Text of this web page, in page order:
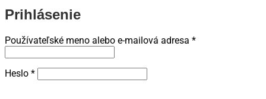
Prihlásenie
Používateľské meno alebo e-mailová adresa *Povinné
Heslo *Povinné